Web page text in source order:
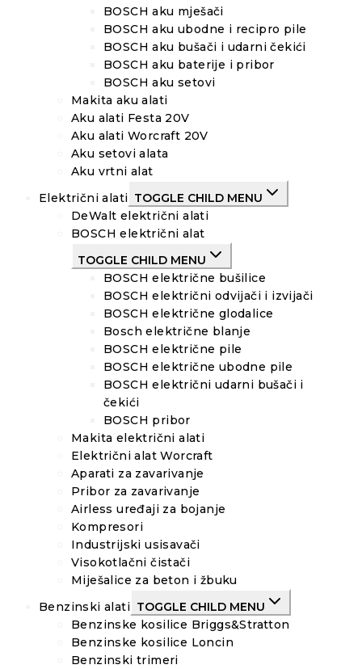
BOSCH aku mješači
BOSCH aku ubodne i recipro pile
BOSCH aku bušači i udarni čekići
BOSCH aku baterije i pribor
BOSCH aku setovi
Makita aku alati
Aku alati Festa 20V
Aku alati Worcraft 20V
Aku setovi alata
Aku vrtni alat
Električni alati TOGGLE CHILD MENU
DeWalt električni alati
BOSCH električni alat
TOGGLE CHILD MENU
BOSCH električne bušilice
BOSCH električni odvijači i izvijači
BOSCH električne glodalice
Bosch električne blanje
BOSCH električne pile
BOSCH električne ubodne pile
BOSCH električni udarni bušači i
čekići
BOSCH pribor
Makita električni alati
Električni alat Worcraft
Aparati za zavarivanje
Pribor za zavarivanje
Airless uređaji za bojanje
Kompresori
Industrijski usisavači
Visokotlačni čistači
Miješalice za beton i žbuku
Benzinski alati TOGGLE CHILD MENU
Benzinske kosilice Briggs&Stratton
Benzinske kosilice Loncin
Benzinski trimeri